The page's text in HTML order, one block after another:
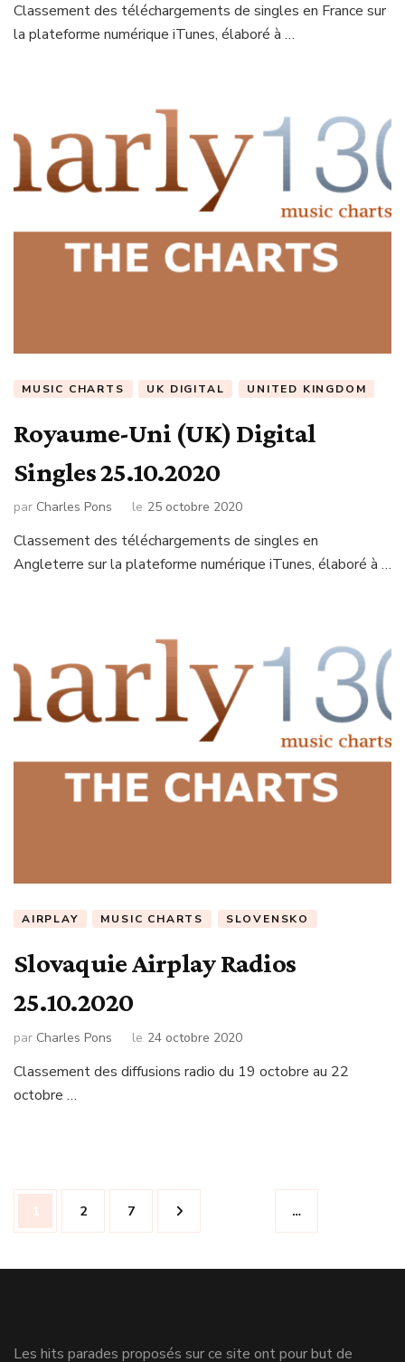
Classement des téléchargements de singles en France sur
la plateforme numérique iTunes, élaboré à …
MUSIC CHARTS UK DIGITAL UNITED KINGDOM
Royaume-Uni (UK) Digital
Singles 25.10.2020
par Charles Pons le 25 octobre 2020
Classement des téléchargements de singles en
Angleterre sur la plateforme numérique iTunes, élaboré à …
AIRPLAY MUSIC CHARTS SLOVENSKO
Slovaquie Airplay Radios
25.10.2020
par Charles Pons le 24 octobre 2020
Classement des diffusions radio du 19 octobre au 22
octobre …
Navigation
des
Page
1 Page
2 …
Page
7
Les hits parades proposés sur ce site ont pour but de